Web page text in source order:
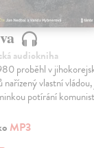
audiokniha
proběhl v
nařízený vlastní
potírání
MP3